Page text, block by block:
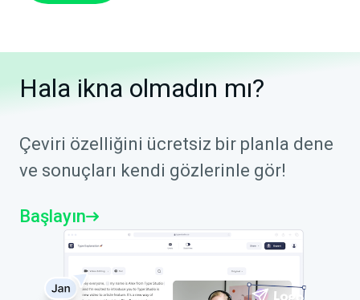
Hala ikna olmadın mı?
Çeviri özelliğini ücretsiz bir planla dene
ve sonuçları kendi gözlerinle gör!
Başlayın